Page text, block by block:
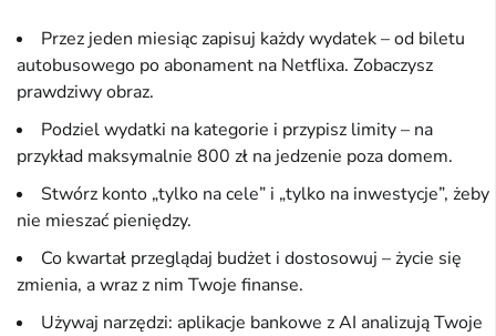
Przez jeden miesiąc zapisuj każdy wydatek – od biletu
autobusowego po abonament na Netflixa. Zobaczysz
prawdziwy obraz.
Podziel wydatki na kategorie i przypisz limity – na
przykład maksymalnie 800 zł na jedzenie poza domem.
Stwórz konto „tylko na cele” i „tylko na inwestycje”, żeby
nie mieszać pieniędzy.
Co kwartał przeglądaj budżet i dostosowuj – życie się
zmienia, a wraz z nim Twoje finanse.
Używaj narzędzi: aplikacje bankowe z AI analizują Twoje